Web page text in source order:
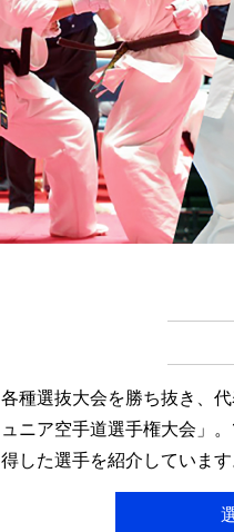
各種選抜大会を勝ち抜き、
ュニア空手道選手権大会」
得した選手を紹介しています